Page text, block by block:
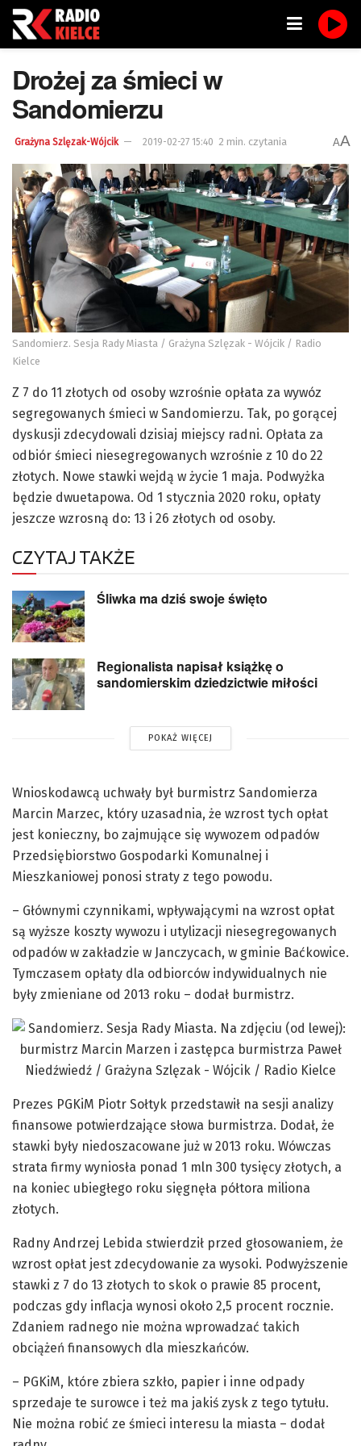
Drożej za śmieci w
Sandomierzu
Grażyna Szlęzak-Wójcik 2019-02-27 15:40 2 min. czytania AA
Sandomierz. Sesja Rady Miasta / Grażyna Szlęzak - Wójcik / Radio
Kielce
Z 7 do 11 złotych od osoby wzrośnie opłata za wywóz
segregowanych śmieci w Sandomierzu. Tak, po gorącej
dyskusji zdecydowali dzisiaj miejscy radni. Opłata za
odbiór śmieci niesegregowanych wzrośnie z 10 do 22
złotych. Nowe stawki wejdą w życie 1 maja. Podwyżka
będzie dwuetapowa. Od 1 stycznia 2020 roku, opłaty
jeszcze wzrosną do: 13 i 26 złotych od osoby.
CZYTAJ TAKŻE
Śliwka ma dziś swoje święto
Regionalista napisał książkę o
sandomierskim dziedzictwie miłości
POKAŻ WIĘCEJ
Wnioskodawcą uchwały był burmistrz Sandomierza
Marcin Marzec, który uzasadnia, że wzrost tych opłat
jest konieczny, bo zajmujące się wywozem odpadów
Przedsiębiorstwo Gospodarki Komunalnej i
Mieszkaniowej ponosi straty z tego powodu.
– Głównymi czynnikami, wpływającymi na wzrost opłat
są wyższe koszty wywozu i utylizacji niesegregowanych
odpadów w zakładzie w Janczycach, w gminie Baćkowice.
Tymczasem opłaty dla odbiorców indywidualnych nie
były zmieniane od 2013 roku – dodał burmistrz.
Prezes PGKiM Piotr Sołtyk przedstawił na sesji analizy
finansowe potwierdzające słowa burmistrza. Dodał, że
stawki były niedoszacowane już w 2013 roku. Wówczas
strata firmy wyniosła ponad 1 mln 300 tysięcy złotych, a
na koniec ubiegłego roku sięgnęła półtora miliona
złotych.
Radny Andrzej Lebida stwierdził przed głosowaniem, że
wzrost opłat jest zdecydowanie za wysoki. Podwyższenie
stawki z 7 do 13 złotych to skok o prawie 85 procent,
podczas gdy inflacja wynosi około 2,5 procent rocznie.
Zdaniem radnego nie można wprowadzać takich
obciążeń finansowych dla mieszkańców.
– PGKiM, które zbiera szkło, papier i inne odpady
sprzedaje te surowce i też ma jakiś zysk z tego tytułu.
Nie można robić ze śmieci interesu la miasta – dodał